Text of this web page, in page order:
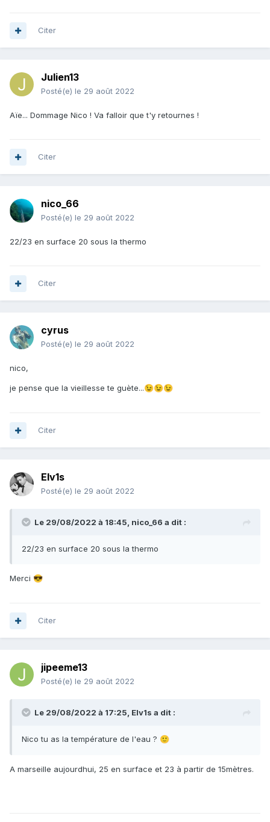
Citer
Julien13
Posté(e) le 29 août 2022
Aïe... Dommage Nico ! Va falloir que t'y retournes !
Citer
nico_66
Posté(e) le 29 août 2022
22/23 en surface 20 sous la thermo
Citer
cyrus
Posté(e) le 29 août 2022
nico,
je pense que la vieillesse te guète...😉😉😉
Citer
Elv1s
Posté(e) le 29 août 2022
Le 29/08/2022 à 18:45, nico_66 a dit :
22/23 en surface 20 sous la thermo
Merci 😎
Citer
jipeeme13
Posté(e) le 29 août 2022
Le 29/08/2022 à 17:25, Elv1s a dit :
Nico tu as la température de l'eau ? 🙂
A marseille aujourdhui, 25 en surface et 23 à partir de 15mètres.